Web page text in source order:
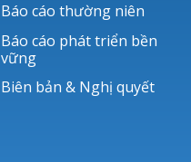
Báo cáo thường niên
Báo cáo phát triển bền
vững
Biên bản & Nghị quyết